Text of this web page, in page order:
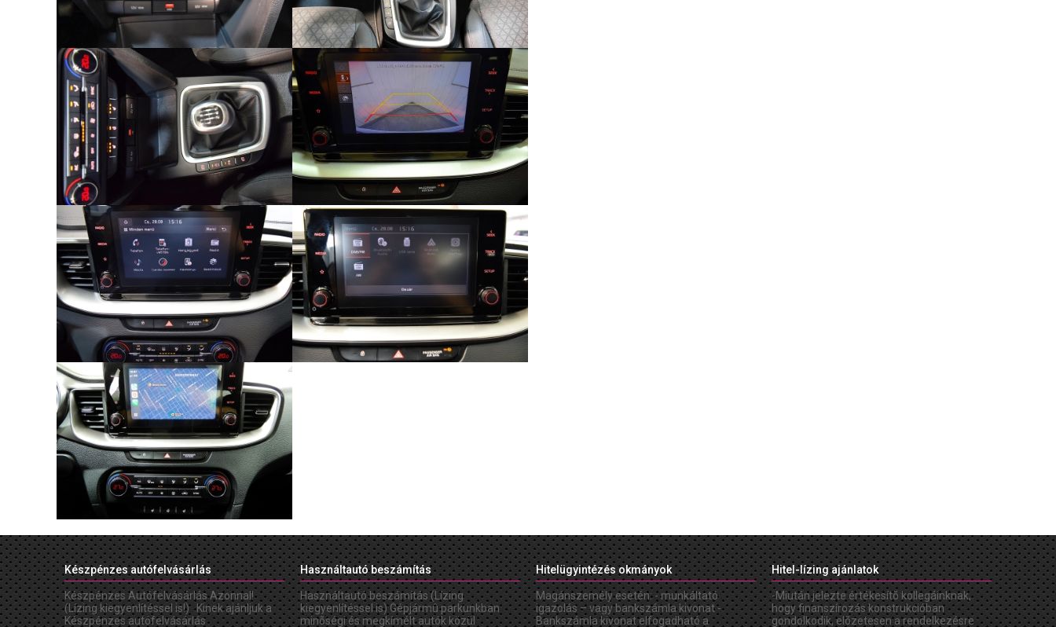
Készpénzes autófelvásárlás
Készpénzes Autófelvásárlás Azonnal!
(Lízing kiegyenlítéssel is!) Kinek ajánljuk a
Készpénzes autófelvásárlás
Használtautó beszámítás
Használtautó beszámítás (Lízing
kiegyenlítéssel is) Gépjármû parkunkban
minõségi és megkímélt autók közül
Hitelügyintézés okmányok
Magánszemély esetén: - munkáltató
igazolás – vagy bankszámla kivonat -
Bankszámla kivonat elfogadható a
Hitel-lízing ajánlatok
-Miután jelezte értékesítõ kollegáinknak,
hogy finanszírozás konstrukcióban
gondolkodik, elõzetesen a rendelkezésre